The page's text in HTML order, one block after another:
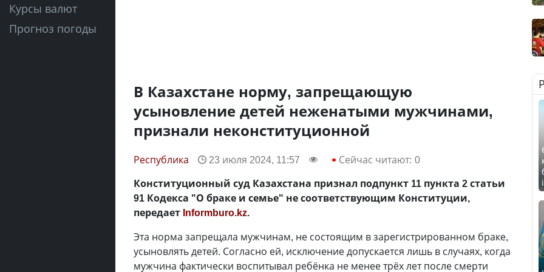
Курсы валют
Прогноз погоды
В Казахстане норму, запрещающую
усыновление детей неженатыми мужчинами,
признали неконституционной
Республика 23 июля 2024, 11:57 Сейчас читают: 0
Конституционный суд Казахстана признал подпункт 11 пункта 2 статьи
91 Кодекса "О браке и семье" не соответствующим Конституции,
передает Informburo.kz.
Эта норма запрещала мужчинам, не состоящим в зарегистрированном браке,
усыновлять детей. Согласно ей, исключение допускается лишь в случаях, когда
мужчина фактически воспитывал ребёнка не менее трёх лет после смерти